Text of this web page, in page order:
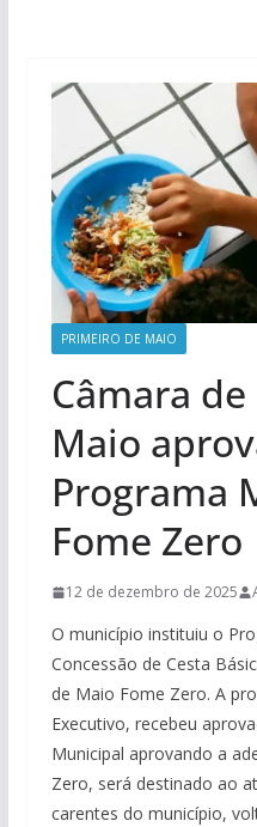
PRIMEIRO DE MAIO
Câmara
Maio
Programa
Fome Zero
12 de dezembro de 2025
O município instituiu o
Concessão de Cesta
de Maio Fome Zero. A
Executivo, recebeu
Municipal aprovando a
Zero, será destinado ao
carentes do município,